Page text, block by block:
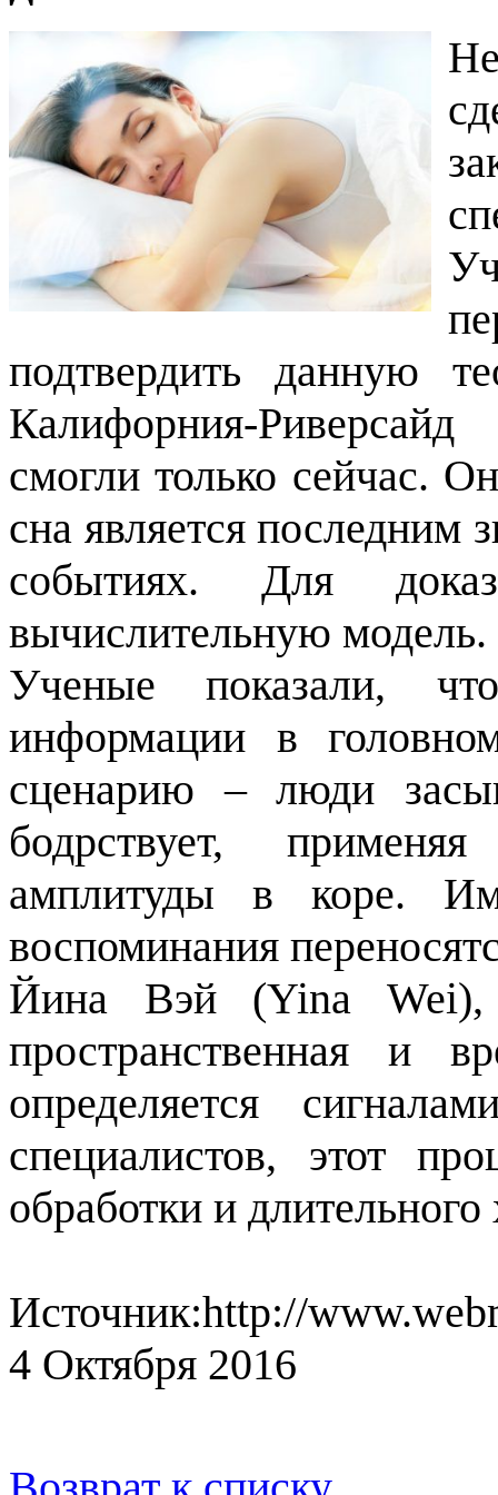
подтвердить данную
Калифорния-
смогли только сейчас.
сна является последним
событиях. Для
вычислительную модель.
Ученые показали,
информации в
сценарию – люди
бодрствует,
амплитуды в коре.
воспоминания
Йина Вэй (Yina Wei),
пространственная и
определяется
специалистов, этот
обработки и
Источник:http://
4 Октября 2016